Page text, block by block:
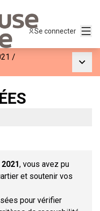
Se connecter
/
, vous avez pu
et soutenir vos
pour vérifier